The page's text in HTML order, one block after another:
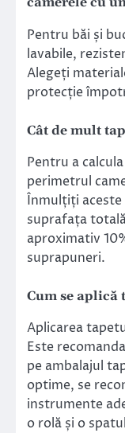
Pentru băi și
lavabile,
Alegeți
protecție
Cât de mult
Pentru a
perimetrul
Înmulțiți
suprafața
aproximativ
suprapuneri.
Cum se aplică
Aplicarea
Este
pe ambalajul
optime, se
instrumente
o rolă și o